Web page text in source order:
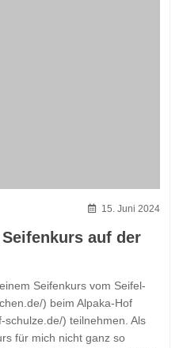
15. Juni 2024
auf der
Seifenkurs vom Seifel-
) beim Alpaka-Hof
schulze.de/) teilnehmen. Als
für mich nicht ganz so